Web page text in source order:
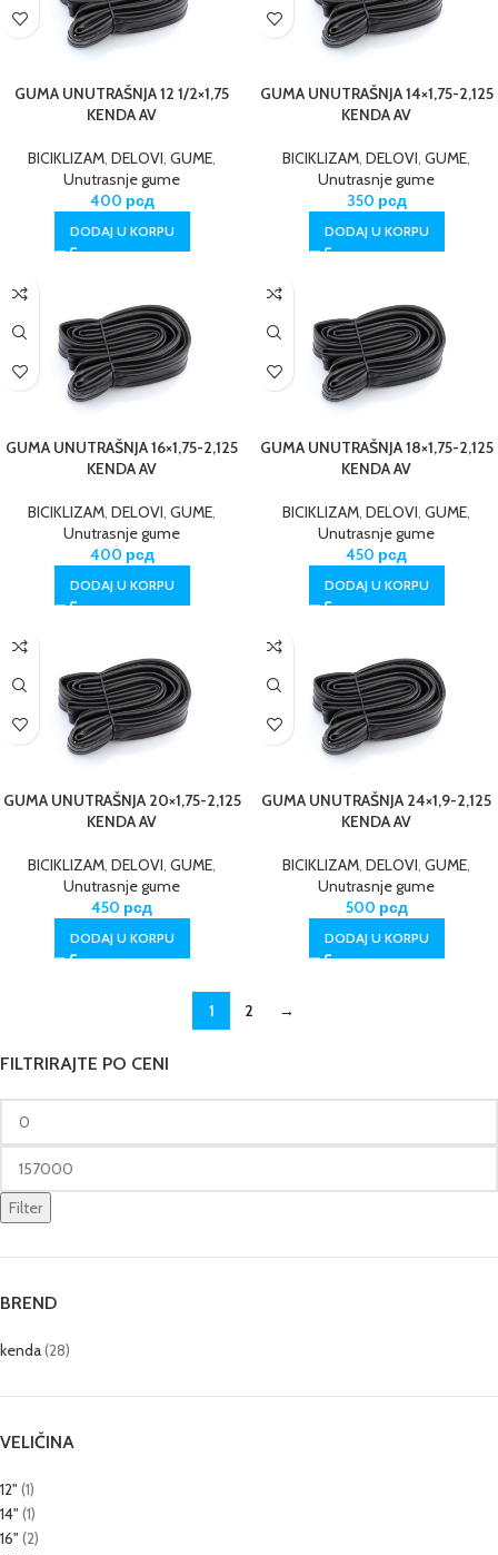
FILTRIRAJTE PO CENI
Filter
BREND
kenda(28)
VELIČINA
12" (1)
14" (1)
16" (2)
GUMA UNUTRAŠNJA 12 1/2×1,75
KENDA AV
BICIKLIZAM, DELOVI, GUME,
Unutrasnje gume
400 рсд
DODAJ U KORPU
GUMA UNUTRAŠNJA 14×1,75-2,125
KENDA AV
BICIKLIZAM, DELOVI, GUME,
Unutrasnje gume
350 рсд
DODAJ U KORPU
GUMA UNUTRAŠNJA 16×1,75-2,125
KENDA AV
BICIKLIZAM, DELOVI, GUME,
Unutrasnje gume
400 рсд
DODAJ U KORPU
GUMA UNUTRAŠNJA 18×1,75-2,125
KENDA AV
BICIKLIZAM, DELOVI, GUME,
Unutrasnje gume
450 рсд
DODAJ U KORPU
GUMA UNUTRAŠNJA 20×1,75-2,125
KENDA AV
BICIKLIZAM, DELOVI, GUME,
Unutrasnje gume
450 рсд
DODAJ U KORPU
GUMA UNUTRAŠNJA 24×1,9-2,125
KENDA AV
BICIKLIZAM, DELOVI, GUME,
Unutrasnje gume
500 рсд
DODAJ U KORPU
1 2 →